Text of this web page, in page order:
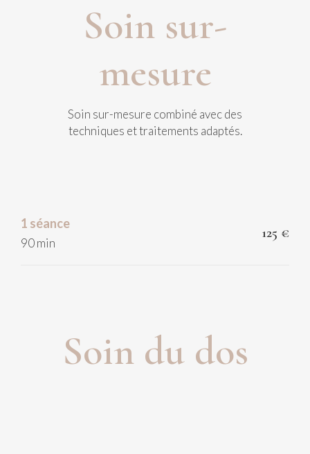
Soin sur-
mesure
Soin sur-mesure combiné avec des
techniques et traitements adaptés.
1 séance
90 min
125 €
Soin du dos